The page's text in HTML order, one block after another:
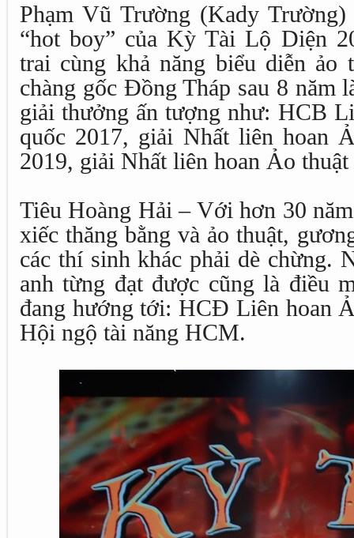
Phạm Vũ Trường (Kady
“hot boy” của Kỳ Tài Lộ Diện
trai cùng khả năng biểu diễn ảo
chàng gốc Đồng Tháp sau 8 năm
giải thưởng ấn tượng như: HCB
quốc 2017, giải Nhất liên hoan
2019, giải Nhất liên hoan Ảo
Tiêu Hoàng Hải – Với hơn 30
xiếc thăng bằng và ảo thuật,
các thí sinh khác phải dè chừng.
anh từng đạt được cũng là điều
đang hướng tới: HCĐ Liên hoan
Hội ngộ tài năng HCM.